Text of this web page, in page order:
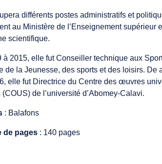
différents postes administratifs et
au Ministère de l’Enseignement supérieur
scientifique.
à 2015, elle fut Conseiller technique aux
de la Jeunesse, des sports et des loisirs. De
elle fut Directrice du Centre des œuvres
de l’université d’Abomey-Calavi.
: Balafons
de pages : 140 pages